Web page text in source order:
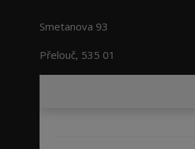
Smetanova 93
Přelouč, 535 01